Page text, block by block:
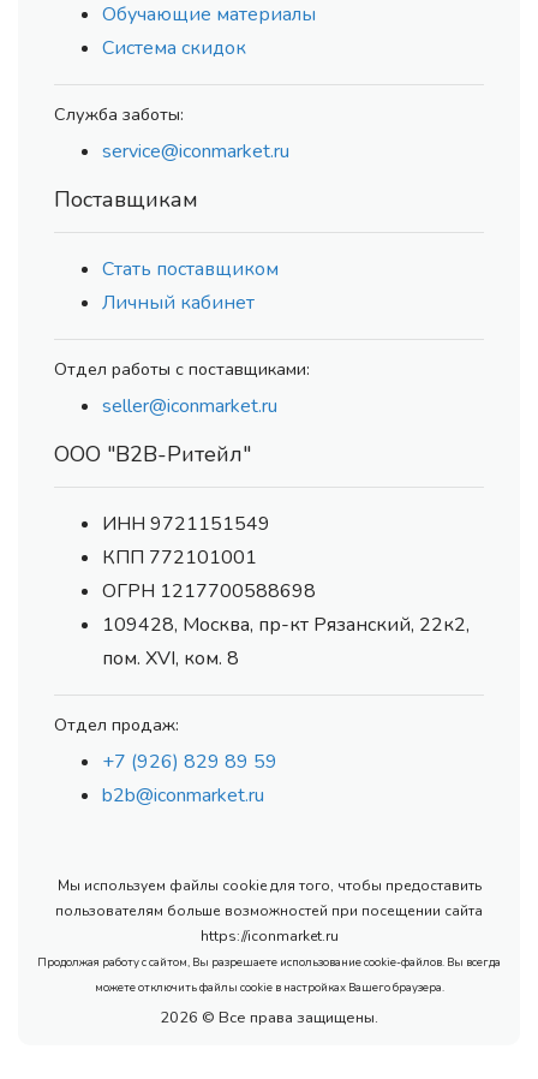
Обучающие материалы
Система скидок
Служба заботы:
service@iconmarket.ru
Поставщикам
Стать поставщиком
Личный кабинет
Отдел работы с поставщиками:
seller@iconmarket.ru
ООО "В2В-Ритейл"
ИНН 9721151549
КПП 772101001
ОГРН 1217700588698
109428, Москва, пр-кт Рязанский, 22к2,
пом. XVI, ком. 8
Отдел продаж:
+7 (926) 829 89 59
b2b@iconmarket.ru
Мы используем файлы cookie для того, чтобы предоставить
пользователям больше возможностей при посещении сайта
https://iconmarket.ru
Продолжая работу с сайтом, Вы разрешаете использование cookie-файлов. Вы всегда
можете отключить файлы cookie в настройках Вашего браузера.
2026 © Все права защищены.